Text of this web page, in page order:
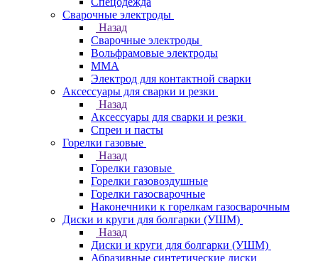
Сварочные электроды
Назад
Сварочные электроды
Вольфрамовые электроды
ММА
Электрод для контактной сварки
Аксессуары для сварки и резки
Назад
Аксессуары для сварки и резки
Спреи и пасты
Горелки газовые
Назад
Горелки газовые
Горелки газовоздушные
Горелки газосварочные
Наконечники к горелкам газосварочным
Диски и круги для болгарки (УШМ)
Назад
Диски и круги для болгарки (УШМ)
Абразивные синтетические диски